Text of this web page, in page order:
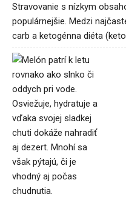
Stravovanie s nízkym
populárnejšie. Medzi
carb a ketogénna diéta